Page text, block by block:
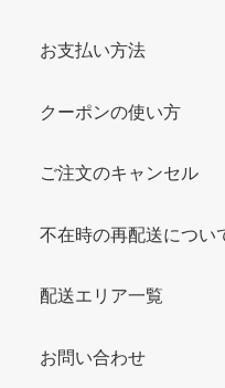
お支払い方法
クーポンの使い方
ご注文のキャンセル
不在時の再配送につい
配送エリア一覧
お問い合わせ